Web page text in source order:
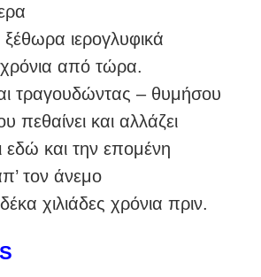
ιερογλυφικά
χρόνια από τώρα.
τραγουδώντας – θυμήσου
πεθαίνει και αλλάζει
εδώ και την επομένη
τον άνεμο
χιλιάδες χρόνια πριν.